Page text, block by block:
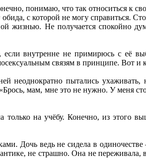
понимаю, что так относиться к
с которой не могу справиться.
жизнью. Не получается спокойно
если внутренне не примирюсь с её
связям в принципе. Вот и
неоднократно пытались ухаживать,
мам, мне это не нужно. У меня
на учёбу. Конечно, из этого
Дочь ведь не сидела в
не страшно. Она не переживала,